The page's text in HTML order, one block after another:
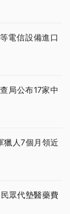
電信設備進口
局公布17家中
獵人7個月領近
眾代墊醫藥費